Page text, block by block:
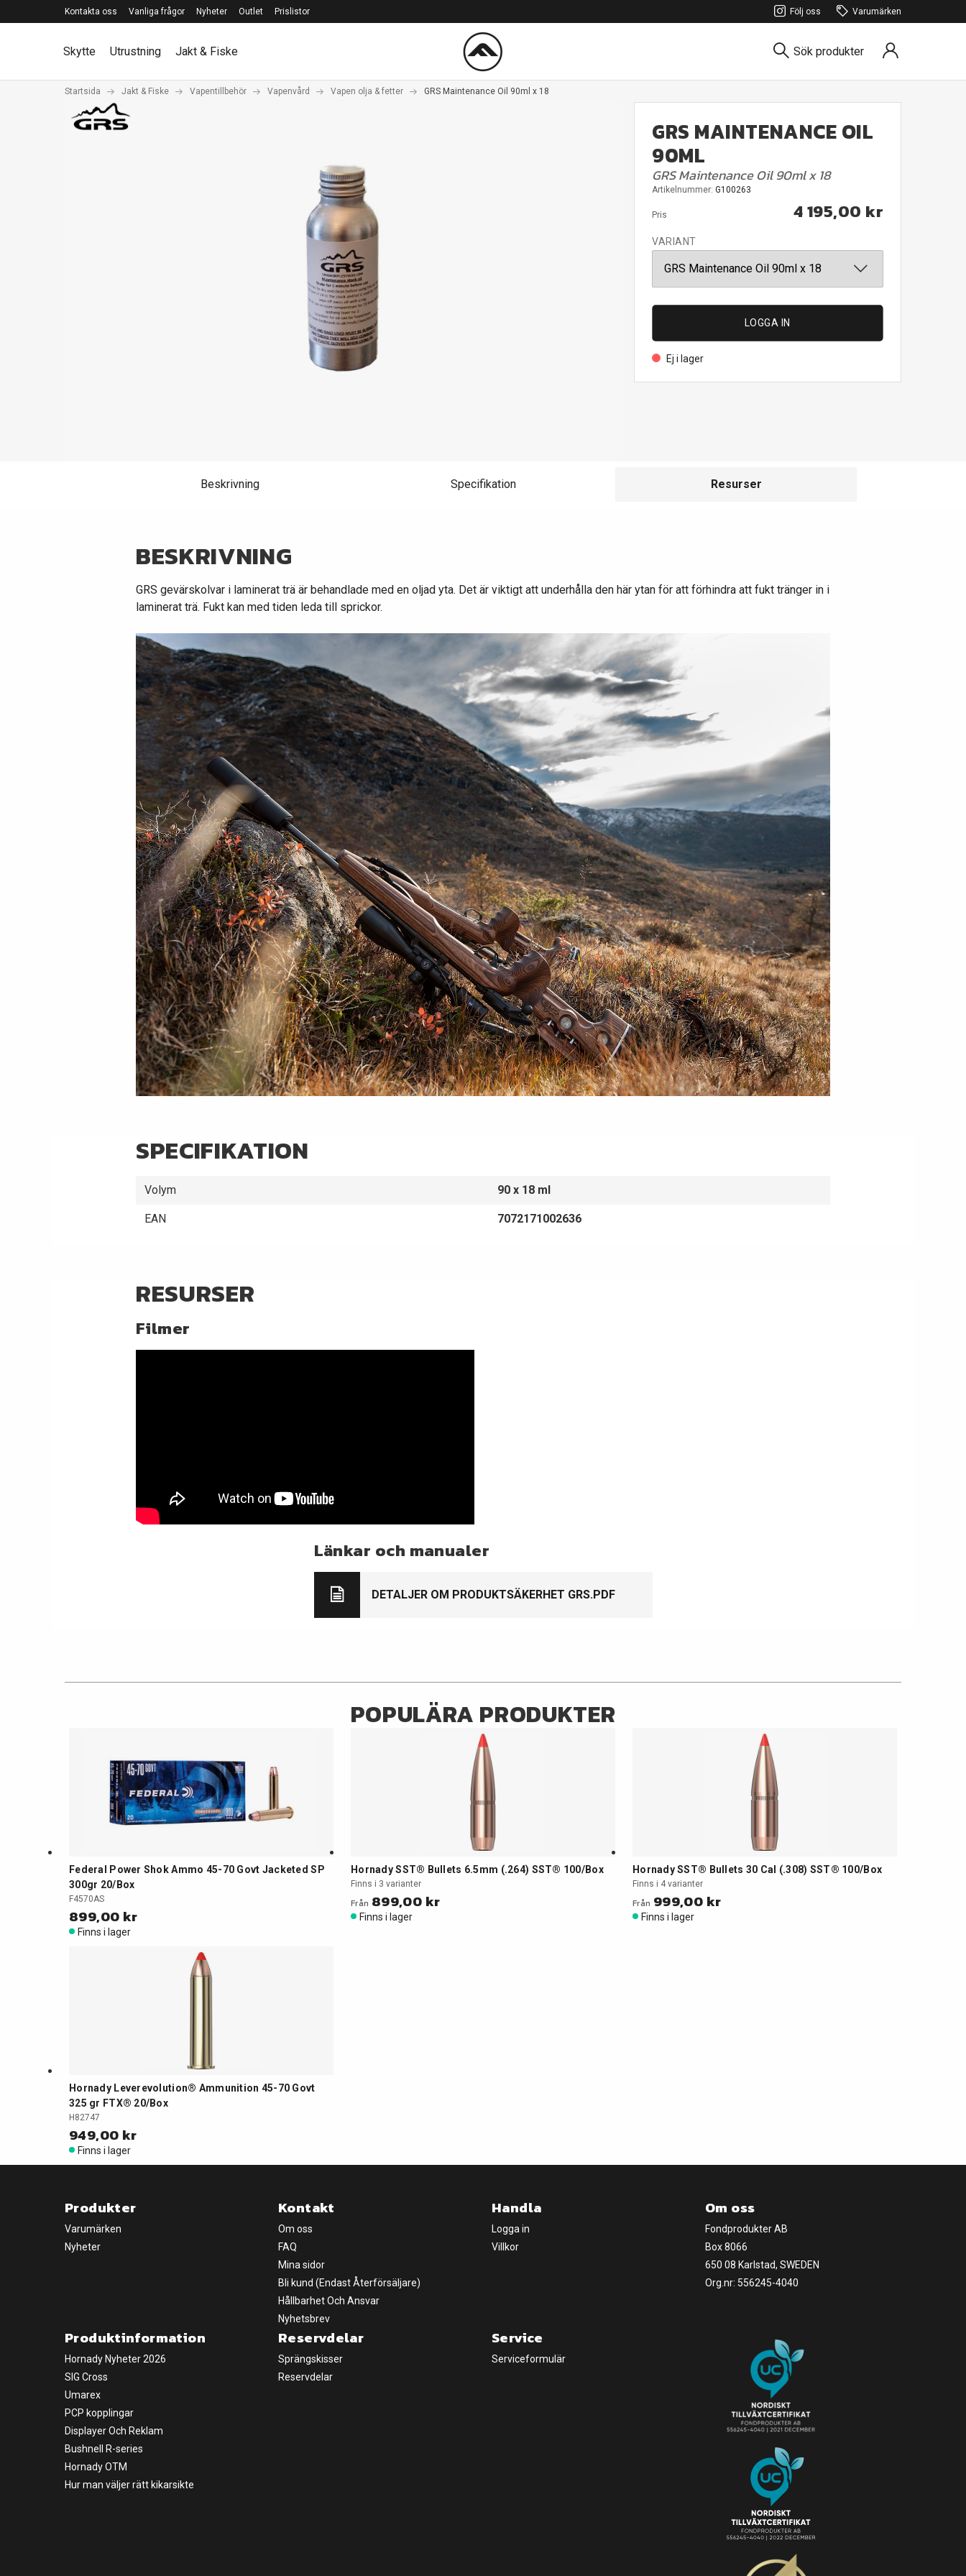
Kontakta oss Vanliga frågor Nyheter Outlet Prislistor Följ oss Varumärken
Skytte Utrustning Jakt & Fiske Sök produkter
Startsida Jakt & Fiske Vapentillbehör Vapenvård Vapen olja & fetter GRS Maintenance Oil 90ml x 18
GRS MAINTENANCE OIL
90ML
GRS Maintenance Oil 90ml x 18
Artikelnummer: G100263
Pris 4 195,00 kr
VARIANT
LOGGA IN
Ej i lager
Beskrivning Specifikation Resurser
BESKRIVNING
GRS gevärskolvar i laminerat trä är behandlade med en oljad yta. Det är viktigt att underhålla den här ytan för att förhindra att fukt tränger in i
laminerat trä. Fukt kan med tiden leda till sprickor.
SPECIFIKATION
Volym 90 x 18 ml
EAN 7072171002636
RESURSER
Filmer
Länkar och manualer
DETALJER OM PRODUKTSÄKERHET GRS.PDF
POPULÄRA PRODUKTER
Federal Power Shok Ammo 45-70 Govt Jacketed SP
300gr 20/Box
F4570AS
899,00 kr
Finns i lager
Hornady SST® Bullets 6.5mm (.264) SST® 100/Box
Finns i 3 varianter
Från 899,00 kr
Finns i lager
Hornady SST® Bullets 30 Cal (.308) SST® 100/Box
Finns i 4 varianter
Från 999,00 kr
Finns i lager
Hornady Leverevolution® Ammunition 45-70 Govt
325 gr FTX® 20/Box
H82747
949,00 kr
Finns i lager
Produkter
Varumärken
Nyheter
Kontakt
Om oss
FAQ
Mina sidor
Bli kund (Endast Återförsäljare)
Hållbarhet Och Ansvar
Nyhetsbrev
Handla
Logga in
Villkor
Om oss
Fondprodukter AB
Box 8066
650 08 Karlstad, SWEDEN
Org.nr: 556245-4040
Produktinformation
Hornady Nyheter 2026
SIG Cross
Umarex
PCP kopplingar
Displayer Och Reklam
Bushnell R-series
Hornady OTM
Hur man väljer rätt kikarsikte
Reservdelar
Sprängskisser
Reservdelar
Service
Serviceformulär